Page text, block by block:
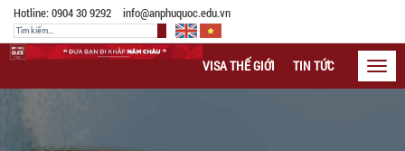
Hotline: 0904 30 9292 info@anphuquoc.edu.vn
VISA THẾ GIỚI TIN TỨC CÁC